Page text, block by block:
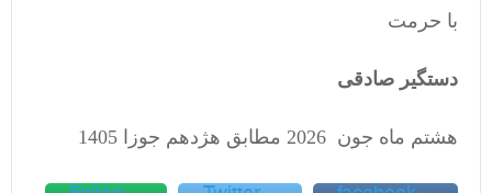
با حرمت
دستگیر صادقی
هشتم ماه جون 2026 مطابق هژدهم جوزا 1405